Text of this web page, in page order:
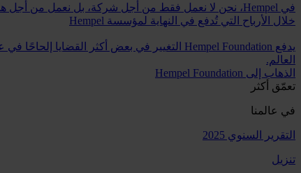
خلال الأرباح التي تُدفع في النهاية لمؤسسة Hempel
العالم.
الذهاب إلى Hempel Foundation
تعمّق أكثر
في عالمنا
التقرير السنوي 2025
تنزيل